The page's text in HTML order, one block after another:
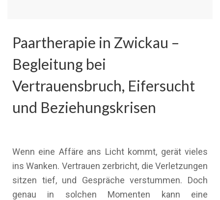
Paartherapie in Zwickau –
Begleitung bei
Vertrauensbruch, Eifersucht
und Beziehungskrisen
Wenn eine Affäre ans Licht kommt, gerät vieles
ins Wanken. Vertrauen zerbricht, die Verletzungen
sitzen tief, und Gespräche verstummen. Doch
genau in solchen Momenten kann eine